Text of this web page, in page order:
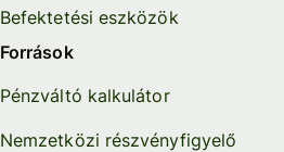
Befektetési eszközök
Források
Pénzváltó kalkulátor
Nemzetközi részvényfigyelő